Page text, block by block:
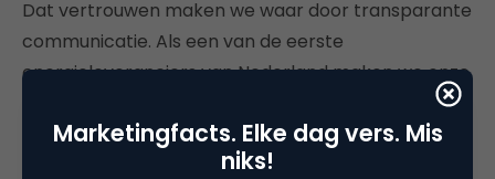
Dat vertrouwen maken we waar door transparante
communicatie. Als een van de eerste
energieleveranciers van Nederland maken we onze
nieuwe leveringsprijzen bekend. Hiermee willen we
onze (potentiële) klanten voldoende gelegenheid
geven de juiste keuze te maken. Wij doen er alles
Marketingfacts. Elke dag vers. Mis
niks!